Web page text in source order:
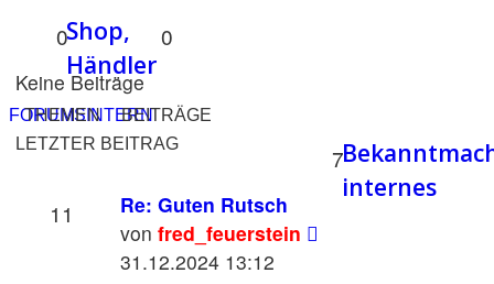
Shop,
Händler
0 0
Keine Beiträge
FORUMSINTERN
THEMEN
BEITRÄGE
LETZTER BEITRAG
internes
7
11
Re: Guten Rutsch
von fred_feuerstein
31.12.2024 13:12